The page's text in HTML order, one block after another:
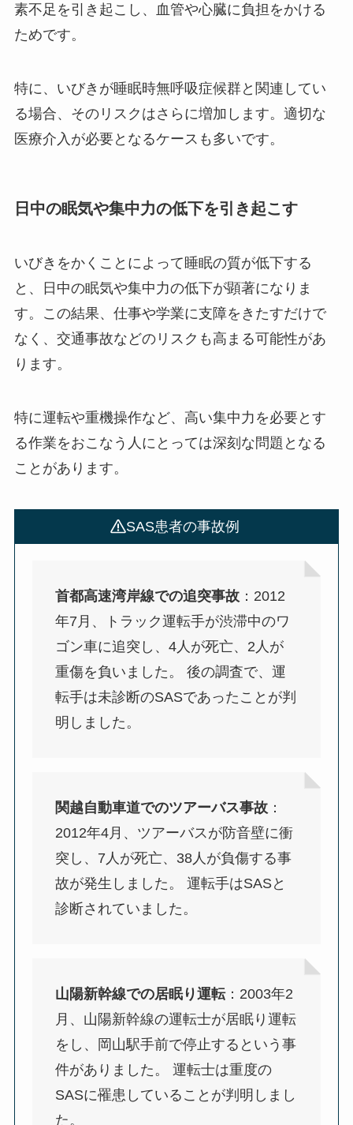
素不足を引き起こし、血管や心臓に負担をかける
ためです。
特に、いびきが睡眠時無呼吸症候群と関連してい
る場合、そのリスクはさらに増加します。適切な
医療介入が必要となるケースも多いです。
日中の眠気や集中力の低下を引き起こす
いびきをかくことによって睡眠の質が低下する
と、日中の眠気や集中力の低下が顕著になりま
す。この結果、仕事や学業に支障をきたすだけで
なく、交通事故などのリスクも高まる可能性があ
ります。
特に運転や重機操作など、高い集中力を必要とす
る作業をおこなう人にとっては深刻な問題となる
ことがあります。
SAS患者の事故例
首都高速湾岸線での追突事故 ：2012
年7月、トラック運転手が渋滞中のワ
ゴン車に追突し、4人が死亡、2人が
重傷を負いました。 後の調査で、運
転手は未診断のSASであったことが判
明しました。
関越自動車道でのツアーバス事故 ：
2012年4月、ツアーバスが防音壁に衝
突し、7人が死亡、38人が負傷する事
故が発生しました。 運転手はSASと
診断されていました。
山陽新幹線での居眠り運転：2003年2
月、山陽新幹線の運転士が居眠り運転
をし、岡山駅手前で停止するという事
件がありました。 運転士は重度の
SASに罹患していることが判明しまし
た。